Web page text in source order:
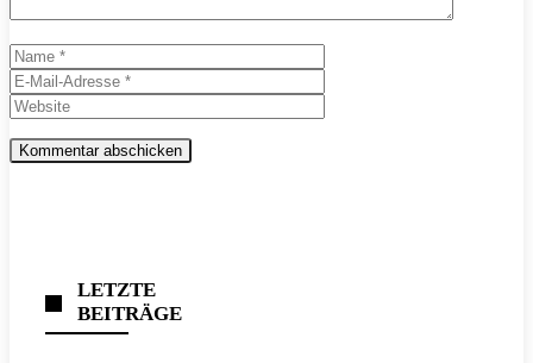
Name
Mail-
Adresse
LETZTE
BEITRÄGE